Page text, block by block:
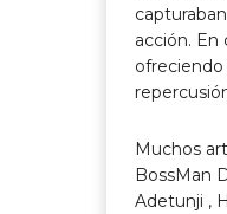
acción. En
Muchos
BossMan
Adetunji ,